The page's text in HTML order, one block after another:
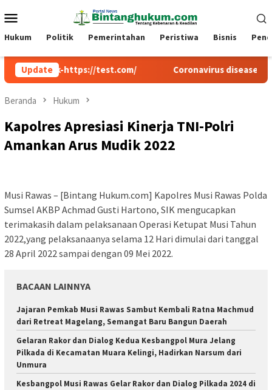
ke
kontenMobile
Hukum Politik Pemerintahan Peristiwa Bisnis
Update
https://test.com/ Coronavirus disease 2019
Beranda Hukum
Kapolres Apresiasi Kinerja TNI-Polri
Amankan Arus Mudik 2022
Musi Rawas – [Bintang Hukum.com] Kapolres Musi Rawas Polda
Sumsel AKBP Achmad Gusti Hartono, SIK mengucapkan
terimakasih dalam pelaksanaan Operasi Ketupat Musi Tahun
2022,yang pelaksanaanya selama 12 Hari dimulai dari tanggal
28 April 2022 sampai dengan 09 Mei 2022.
BACAAN LAINNYA
Jajaran Pemkab Musi Rawas Sambut Kembali Ratna Machmud
dari Retreat Magelang, Semangat Baru Bangun Daerah
Gelaran Rakor dan Dialog Kedua Kesbangpol Mura Jelang
Pilkada di Kecamatan Muara Kelingi, Hadirkan Narsum dari
Unmura
Kesbangpol Musi Rawas Gelar Rakor dan Dialog Pilkada 2024 di